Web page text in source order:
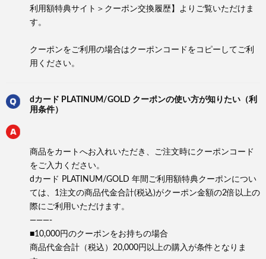
利用額特典サイト＞クーポン交換履歴】よりご覧いただけま
す。
クーポンをご利用の場合はクーポンコードをコピーしてご利
用ください。
dカード PLATINUM/GOLD クーポンの使い方が知りたい（利
用条件）
商品をカートへお入れいただき、ご注文時にクーポンコード
をご入力ください。
dカード PLATINUM/GOLD 年間ご利用額特典クーポンについ
ては、1注文の商品代金合計(税込)がクーポン金額の2倍以上の
際にご利用いただけます。
———-
■10,000円のクーポンをお持ちの場合
商品代金合計（税込）20,000円以上の購入が条件となりま